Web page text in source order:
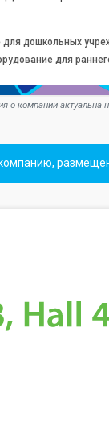
для дошкольных
для
о компании актуальна